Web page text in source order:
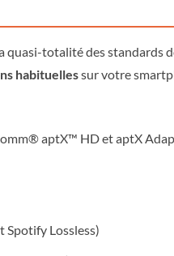
quasi-totalité des standards
habituellessur votre
aptX™ HD et aptX
Spotify Lossless)